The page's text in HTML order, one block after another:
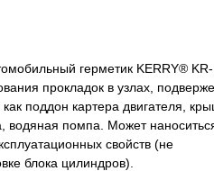
герметик KERRY®
прокладок в узлах,
поддон картера двигателя,
водяная помпа. Может
свойств (не
блока цилиндров).